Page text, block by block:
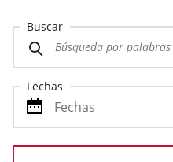
Buscar
Fechas